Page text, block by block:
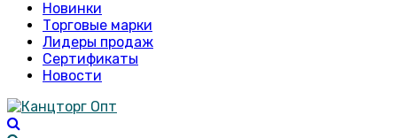
Новинки
Торговые марки
Лидеры продаж
Сертификаты
Новости